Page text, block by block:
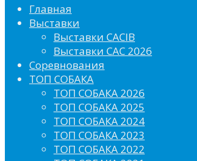
Главная
Выставки
Выставки CACIB
Выставки САС 2026
Соревнования
ТОП СОБАКА
ТОП СОБАКА 2026
ТОП СОБАКА 2025
ТОП СОБАКА 2024
ТОП СОБАКА 2023
ТОП СОБАКА 2022